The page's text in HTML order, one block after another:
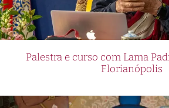
Palestra e curso com Lama
Florianópolis